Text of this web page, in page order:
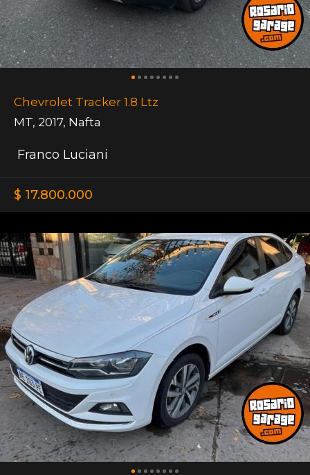
Chevrolet Tracker 1.8 Ltz
MT, 2017, Nafta
Franco Luciani
$ 17.800.000